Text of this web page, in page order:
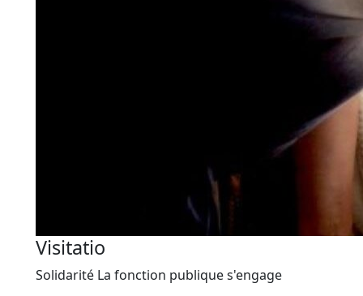
Visitatio
Solidarité La fonction publique s'engage